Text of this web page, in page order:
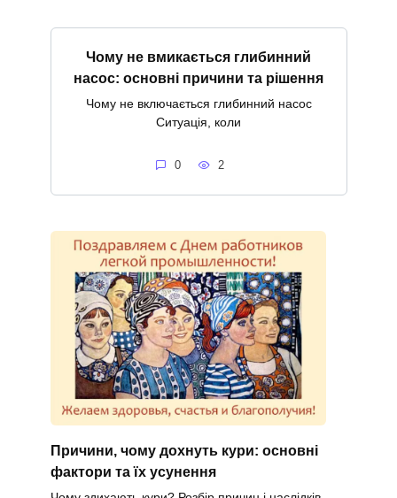
Чому не вмикається глибинний
насос: основні причини та рішення
Чому не включається глибинний насос
Ситуація, коли
0 2
Причини, чому дохнуть кури: основні
фактори та їх усунення